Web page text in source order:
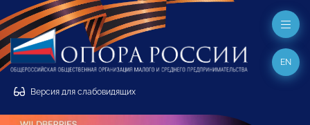
Версия для слабовидящих
EN